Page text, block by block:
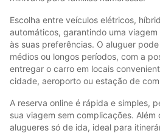
Escolha entre veículos elétricos,
automáticos, garantindo uma
às suas preferências. O aluguer
médios ou longos períodos, com a
entregar o carro em locais
cidade, aeroporto ou estação de
A reserva online é rápida e simples,
sua viagem sem complicações. Além
alugueres só de ida, ideal para